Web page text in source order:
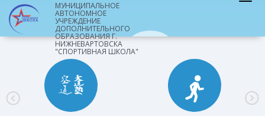
МУНИЦИПАЛЬНОЕ
АВТОНОМНОЕ
УЧРЕЖДЕНИЕ
ДОПОЛНИТЕЛЬНОГО
ОБРАЗОВАНИЯ Г.
НИЖНЕВАРТОВСКА
"СПОРТИВНАЯ ШКОЛА"